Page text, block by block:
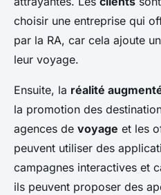
choisir une entreprise qui
par la RA, car cela ajoute
leur voyage.
Ensuite, la réalité
la promotion des
agences de voyage et les
peuvent utiliser des
campagnes interactives et
ils peuvent proposer des